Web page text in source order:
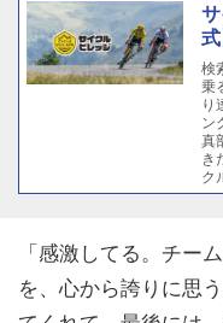
式
検
乗
り
ン
真
き
ク
「感激してる。チー
を、心から誇りに思